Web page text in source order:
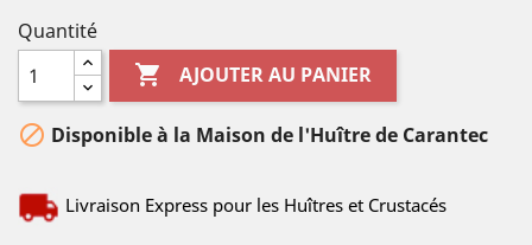
Quantité
 AJOUTER AU PANIER
 Disponible à la Maison de l'Huître de Carantec
Livraison Express pour les Huîtres et Crustacés